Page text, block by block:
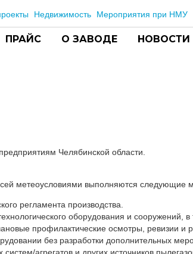
Недвижимость Мероприятия при НМУ
ПРАЙС О ЗАВОДЕ НОВОСТИ
Челябинской области.
метеоусловиями выполняются следующие
регламента производства.
оборудования и сооружений,
профилактические осмотры, ревизии и
без разработки дополнительных
агрегатов и других источников